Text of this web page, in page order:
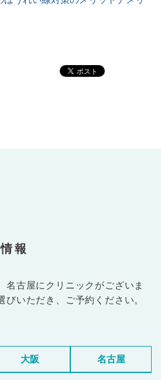
報
名古屋にクリニックがございま
びいただき、ご予約ください。
大阪 名古屋